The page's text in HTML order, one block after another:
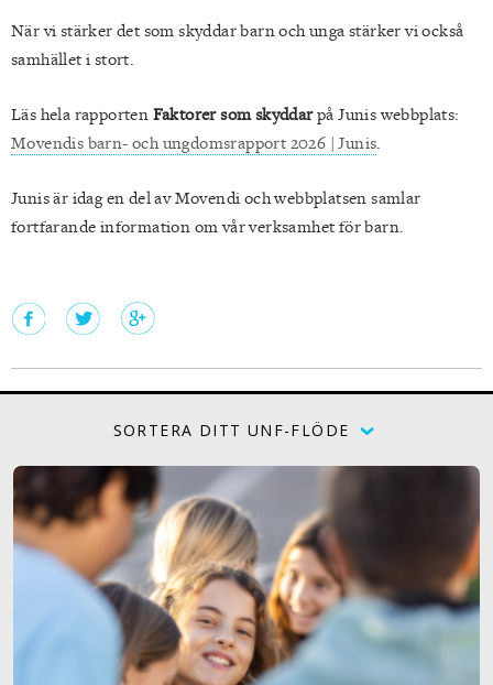
När vi stärker det som skyddar barn och unga stärker vi också
samhället i stort.
Läs hela rapporten Faktorer som skyddarpå Junis webbplats:
Movendis barn- och ungdomsrapport 2026 | Junis.
Junis är idag en del av Movendi och webbplatsen samlar
fortfarande information om vår verksamhet för barn.
SORTERA DITT UNF-FLÖDE